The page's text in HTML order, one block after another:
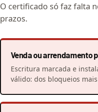
O certificado só faz falta
prazos.
Venda ou arrendamento
Escritura marcada e
válido: dos bloqueios